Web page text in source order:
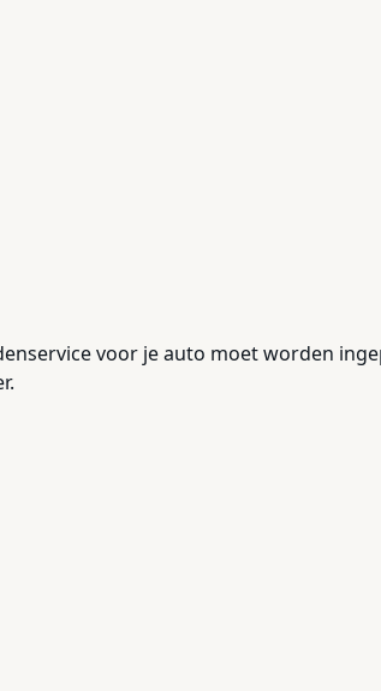
voor je auto moet worden